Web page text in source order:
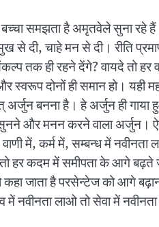
समझता है अमृतवेले सुना रहे हैं।
से दी, चाहे मन से दी। रीति
तक ही रहने देंगे? वायदे तो
दोनों ही समान हो। यही
बनना है। हे अर्जुन ही गाया
सुनने और मनन करने वाला
में, कर्म में, सम्बन्ध में नवीनता
हर कदम में समीपता के आगे
जाता है परसेन्टेज को आगे
में नवीनता लाओ तो सेवा में